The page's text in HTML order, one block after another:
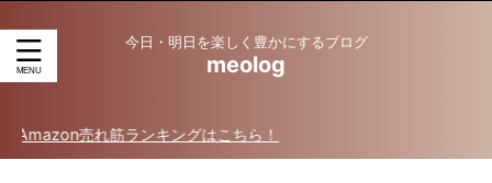
今日・明日を楽しく豊かにするブログ
meolog
れ筋ランキングはこちら！